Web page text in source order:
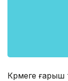
Көрмеге